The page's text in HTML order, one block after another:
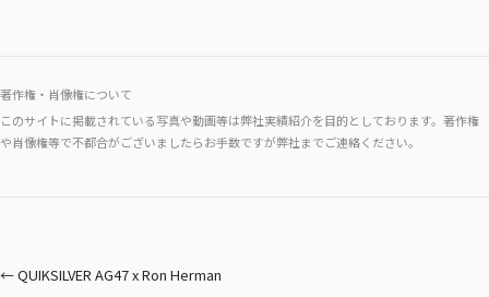
著作権・肖像権について
このサイトに掲載されている写真や動画等は弊社実績紹介を目的としております。著作権
や肖像権等で不都合がございましたらお手数ですが弊社までご連絡ください。
← QUIKSILVER AG47 x Ron Herman